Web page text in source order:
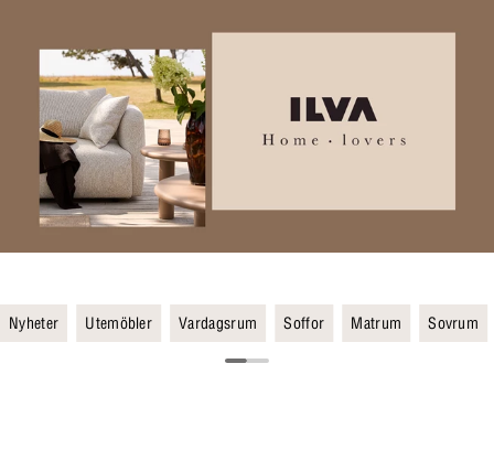
Nyheter Utemöbler Vardagsrum Soffor Matrum Sovrum